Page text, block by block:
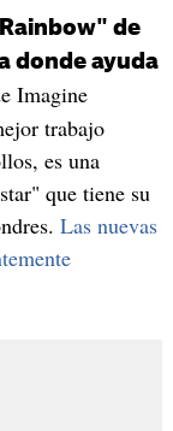
de
donde ayuda
Imagine
trabajo
es una
que tiene su
Las nuevas